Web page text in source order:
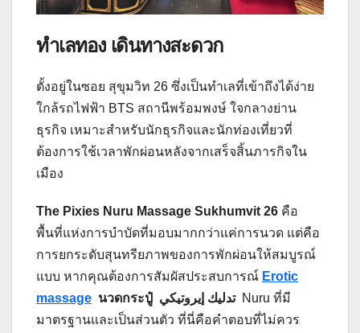
ทำเลทอง เดินทางสะดวก
ตั้งอยู่ในซอย สุขุมวิท 26 ซึ่งเป็นทำเลที่เข้าถึงได้ง่าย
ใกล้รถไฟฟ้า BTS สถานีพร้อมพงษ์ ใจกลางย่าน
ธุรกิจ เหมาะสำหรับนักธุรกิจและนักท่องเที่ยวที่
ต้องการใช้เวลาพักผ่อนหลังจากเสร็จสิ้นภารกิจใน
เมือง
The Pixies Nuru Massage Sukhumvit 26 คือ
พื้นที่แห่งการบำบัดที่มอบมากกว่าแค่การนวด แต่คือ
การยกระดับสุนทรียภาพของการพักผ่อนให้สมบูรณ์
แบบ หากคุณต้องการสัมผัสประสบการณ์ Erotic
massage
นวดกระปู๋ تدليك إيروتيكي Nuru ที่มี
มาตรฐานและเป็นส่วนตัว ที่นี่คือคำตอบที่ไม่ควร